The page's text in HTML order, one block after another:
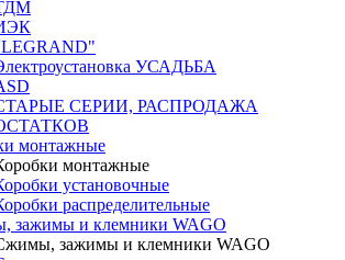
УСАДЬБА
СЕРИИ, РАСПРОДАЖА
монтажные
монтажные
установочные
распределительные
зажимы и клемники WAGO
зажимы и клемники WAGO